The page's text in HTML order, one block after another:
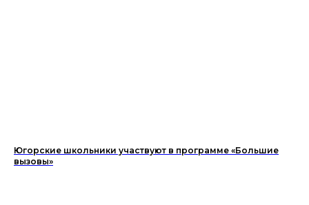
Югорские школьники участвуют в программе «Большие
вызовы»